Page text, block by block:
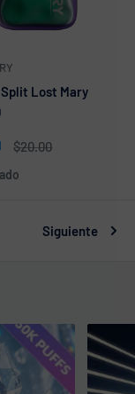
Split Lost Mary
Precio
$20.00
Siguiente